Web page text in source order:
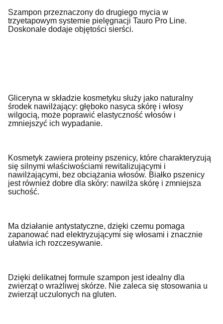
Szampon przeznaczony do drugiego mycia w
trzyetapowym systemie pielęgnacji Tauro Pro Line.
Doskonale dodaje objętości sierści.
Gliceryna w składzie kosmetyku służy jako naturalny
środek nawilżający: głęboko nasyca skórę i włosy
wilgocią, może poprawić elastyczność włosów i
zmniejszyć ich wypadanie.
Kosmetyk zawiera proteiny pszenicy, które charakteryzują
się silnymi właściwościami rewitalizującymi i
nawilżającymi, bez obciążania włosów. Białko pszenicy
jest również dobre dla skóry: nawilża skórę i zmniejsza
suchość.
Ma działanie antystatyczne, dzięki czemu pomaga
zapanować nad elektryzującymi się włosami i znacznie
ułatwia ich rozczesywanie.
Dzięki delikatnej formule szampon jest idealny dla
zwierząt o wrażliwej skórze. Nie zaleca się stosowania u
zwierząt uczulonych na gluten.